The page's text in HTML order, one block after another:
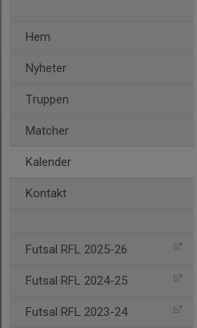
Hem
Nyheter
Truppen
Matcher
Kalender
Kontakt
Futsal RFL 2025-26
Futsal RFL 2024-25
Futsal RFL 2023-24